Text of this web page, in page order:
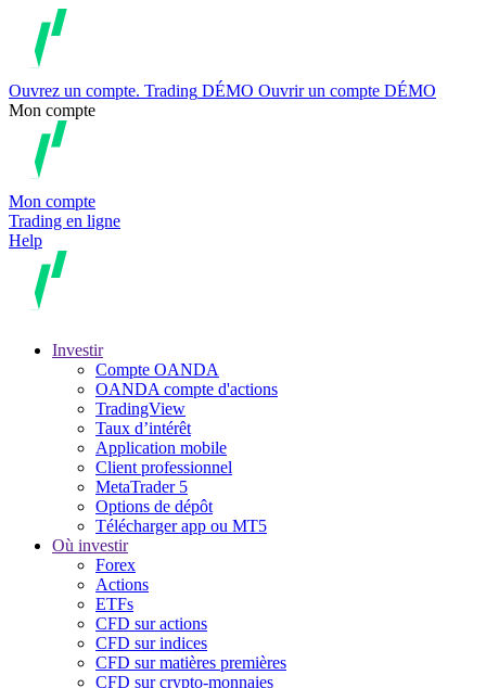
Ouvrez un compte. Trading DÉMO Ouvrir un compte DÉMO
Mon compte
Mon compte
Trading en ligne
Help
Investir
Compte OANDA
OANDA compte d'actions
TradingView
Taux d’intérêt
Application mobile
Client professionnel
MetaTrader 5
Options de dépôt
Télécharger app ou MT5
Où investir
Forex
Actions
ETFs
CFD sur actions
CFD sur indices
CFD sur matières premières
CFD sur crypto-monnaies